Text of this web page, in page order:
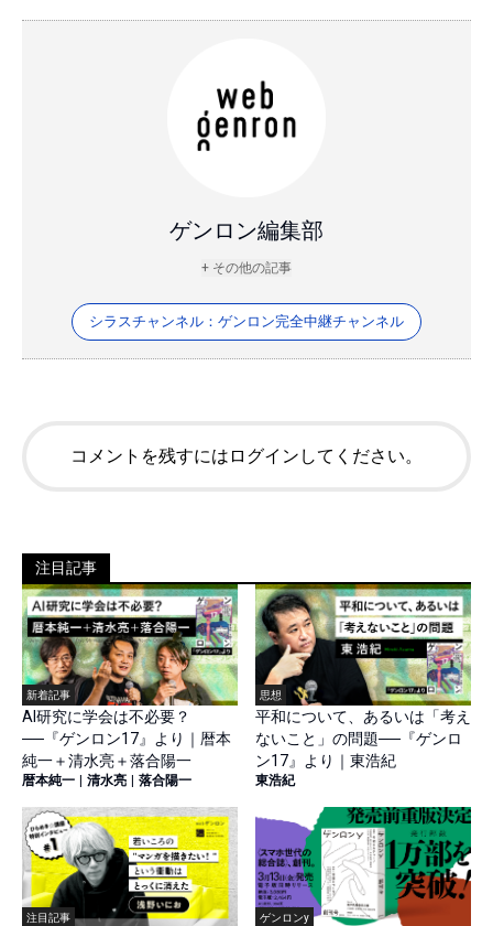
ゲンロン編集部
+ その他の記事
シラスチャンネル：ゲンロン完全中継チャンネル
コメントを残すにはログインしてください。
注目記事
新着記事
AI研究に学会は不必要？
──『ゲンロン17』より｜暦本
純一＋清水亮＋落合陽一
暦本純一 | 清水亮 | 落合陽一
思想
平和について、あるいは「考え
ないこと」の問題──『ゲンロ
ン17』より｜東浩紀
東浩紀
注目記事 ゲンロンy